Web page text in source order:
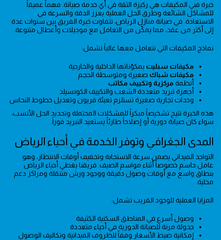
خبرة فني المكيفات هي ركيزة الثقة في أي خدمة صيانة. فهماً عميقاً
للمشاكل الشائعة وطرق الحل العملية يعزز الدقة والسرعة في
الاستعادة. في صيانة منازل الرياض، تتفاوت خبرة الفريق بين سنوات عدة
إلى أكثر من عقد، مما يمكّن من التعامل مع موديلات وأعطال متنوعة.
نماذج المكيفات التي نتعامل معها غالباً تشمل:
مكيفات سبليت بمكوّناتها الداخلية والخارجية
مكيفات شباك صغيرة ومتوسطة الحجم
أنظمة مركزية وتكييف مكاتب
أجهزة تبريد متعددة الشعب والتكييف الكونسيلد
وحدات تجارية صغيرة تستلزم تعبئة فريون وتعديل خطوط النحاس
هذه الخبرة تتيح تشخيصاً مبكراً للمشكلات المحتملة وتحديد الحل الأنسب،
سواء كان صيانة دورية أو إصلاحاً طارئاً يستعيد التبريد فوراً.
المدى الجغرافي وتوفر الخدمة في أحياء الرياض
التواجد الميداني يضمن سرعة الاستجابة وتخفيف أوقات الانتظار، وهو
عامل حاسم خصوصاً أثناء مواسم الصيف. فريقنا يغطي أحياء الرياض
بنطاق واسع مع أوقات وصول دقيقة ووجود ورش متنقلة ومراكز دعم
محلية.
المزايا العملية للوجود القريب تشمل:
وصول أسرع في المناطق السكنية الكثيفة
جدولة مرنة للصيانة الدورية في أحياء متعددة
إمكانية ضبط الأسعار وفقاً للظروف الميدانية وتكاليف الوصول